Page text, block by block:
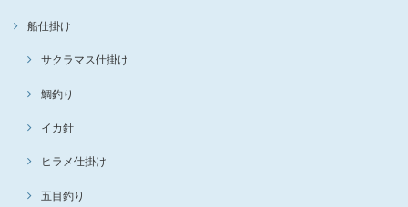
船仕掛け
サクラマス仕掛け
鯛釣り
イカ針
ヒラメ仕掛け
五目釣り